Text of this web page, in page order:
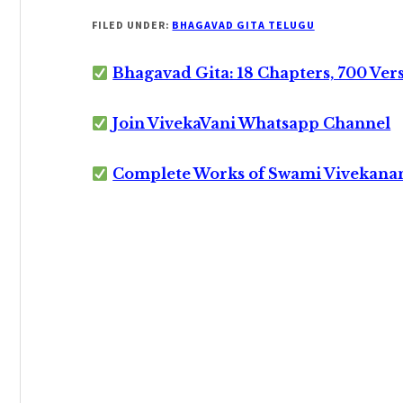
FILED UNDER: BHAGAVAD GITA TELUGU
Bhagavad Gita: 18 Chapters, 700
Join VivekaVani Whatsapp Channel
Complete Works of Swami